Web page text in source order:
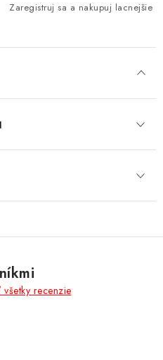
Zaregistruj sa a nakupuj lacnejšie
recenzie